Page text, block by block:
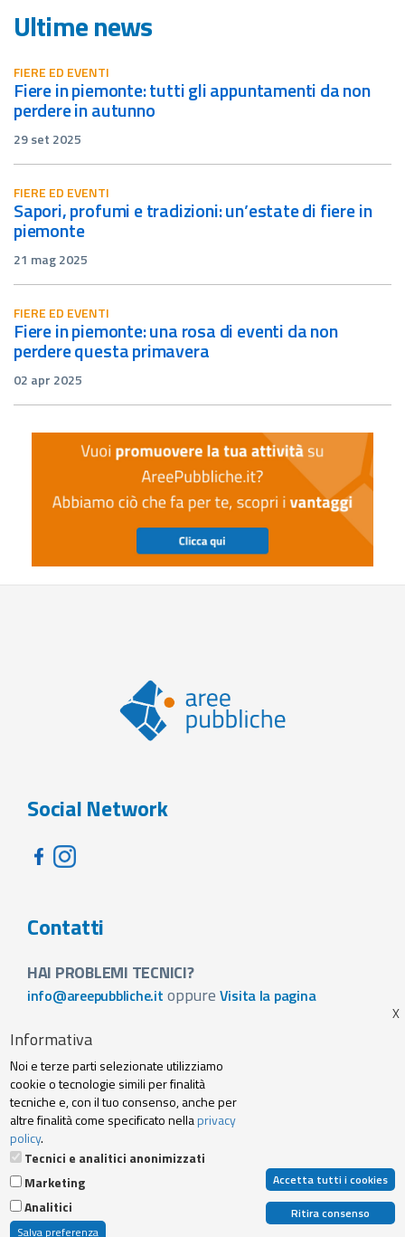
Ultime news
FIERE ED EVENTI
fiere in piemonte: tutti gli appuntamenti da non
perdere in autunno
29 set 2025
FIERE ED EVENTI
sapori, profumi e tradizioni: un’estate di fiere in
piemonte
21 mag 2025
FIERE ED EVENTI
fiere in piemonte: una rosa di eventi da non
perdere questa primavera
02 apr 2025
Social Network
Contatti
HAI PROBLEMI TECNICI?
info@areepubbliche.it oppure Visita la pagina
Visita la pagina
Footer
menu
Web agency Privacy policy e cookie
Termini Servizio
© 2019 Archibuzz Srl - Tutti i diritti riservati | P. IVA e C. Fiscale: 10707250014 |
N.REA: TO-1155316 | Capitale Sociale 20.000,00 € I.V.
|www.archibuzz.com
Informativa
Noi e terze parti selezionate utilizziamo
cookie o tecnologie simili per finalità
tecniche e, con il tuo consenso, anche per
altre finalità come specificato nellaprivacy
policy.
Tecnici e analitici anonimizzati
Marketing
Analitici
Salva preferenza
Accetta tutti i cookies
Ritira consenso